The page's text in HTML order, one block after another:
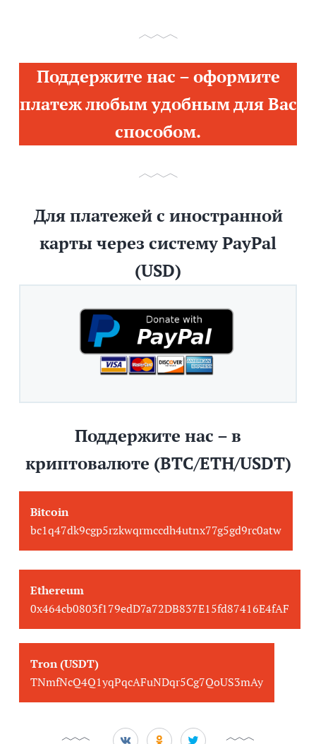
Поддержите нас – оформите
платеж любым удобным для Вас
способом.
Для платежей с иностранной
карты через систему PayPal
(USD)
Поддержите нас – в
криптовалюте (BTC/ETH/USDT)
Bitcoin
bc1q47dk9cgp5rzkwqrmccdh4utnx77g5gd9rc0atw
Ethereum
0x464cb0803f179edD7a72DB837E15fd87416E4fAF
Tron (USDT)
TNmfNcQ4Q1yqPqcAFuNDqr5Cg7QoUS3mAy